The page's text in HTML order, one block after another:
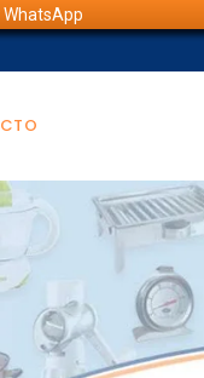
WhatsApp